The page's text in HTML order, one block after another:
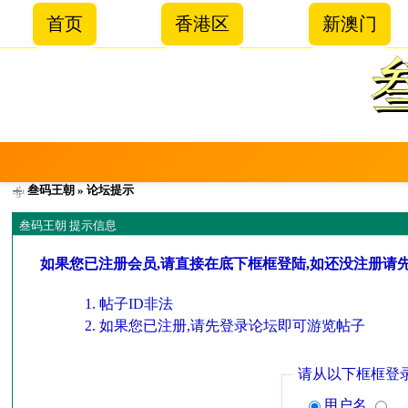
首页 香港区 新澳门
叁码王朝 » 论坛提示
叁码王朝 提示信息
如果您已注册会员,请直接在底下框框登陆,如还没注册请
帖子ID非法
如果您已注册,请先登录论坛即可游览帖子
请从以下框框登
用户名